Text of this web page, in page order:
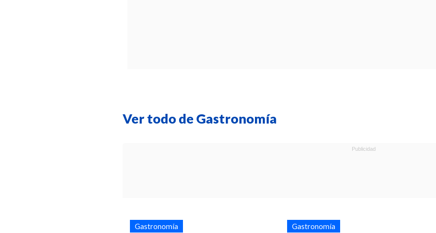
Ver todo de Gastronomía
Gastronomía Gastronomía